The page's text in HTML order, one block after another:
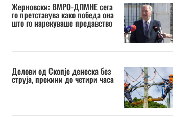
Жерновски: ВМРО-ДПМНЕ сега
го претставува како победа она
што го нарекуваше предавство
Делови од Скопје денеска без
струја, прекини до четири часа